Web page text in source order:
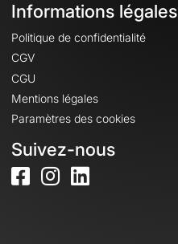
Informations légales
Politique de confidentialité
CGV
CGU
Mentions légales
Paramètres des cookies
Suivez-nous